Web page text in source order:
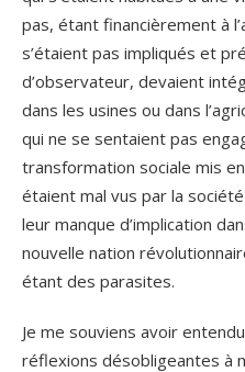
pas, étant financièrement à
s’étaient pas impliqués et
d’observateur, devaient
dans les usines ou dans
qui ne se sentaient pas
transformation sociale mis
étaient mal vus par la
leur manque d’implication
nouvelle nation
étant des parasites.
Je me souviens avoir
réflexions désobligeantes à